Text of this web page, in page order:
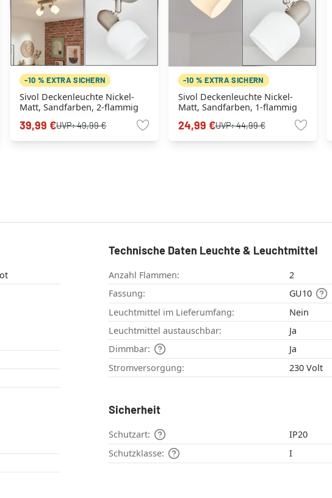
-10 % EXTRA SICHERN
Sivol Deckenleuchte Nickel-
Matt, Sandfarben, 2-flammig
39,99 €UVP:49,99 €
-10 % EXTRA SICHERN
Sivol Deckenleuchte Nickel-
Matt, Sandfarben, 1-flammig
24,99 €UVP:44,99 €
Technische Daten Leuchte & Leuchtmittel
Anzahl Flammen:
2
Fassung:
GU10
Leuchtmittel im Lieferumfang:
Nein
Leuchtmittel austauschbar:
Ja
Dimmbar:
Ja
Stromversorgung:
230 Volt
Sicherheit
Schutzart:
IP20
Schutzklasse:
I